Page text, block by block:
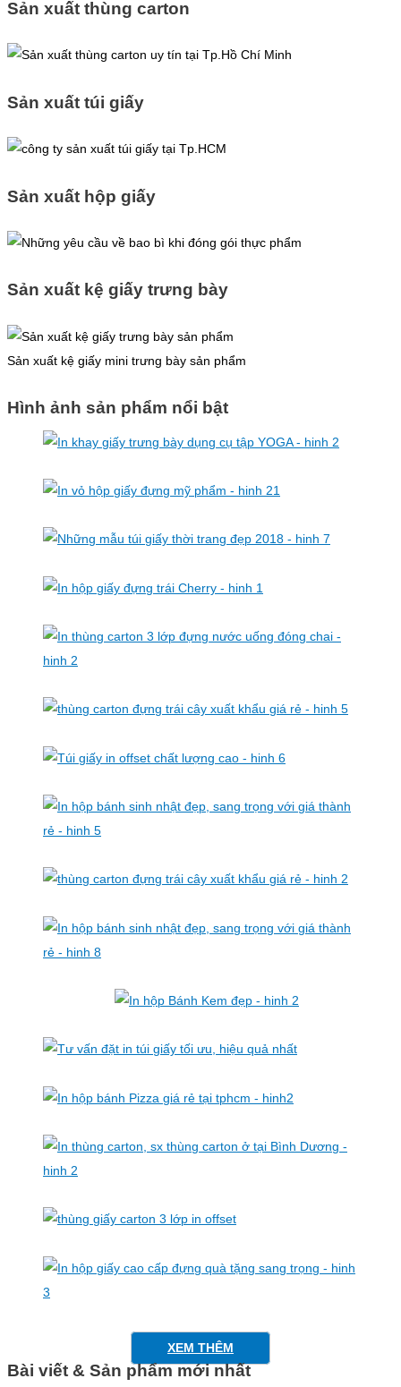
Sản xuất thùng carton
Sản xuất túi giấy
Sản xuất hộp giấy
Sản xuất kệ giấy trưng bày
Sản xuất kệ giấy mini trưng bày sản phẩm
Hình ảnh sản phẩm nổi bật
XEM THÊM
Bài viết & Sản phẩm mới nhất